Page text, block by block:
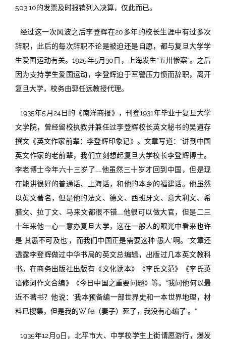
503.10的发票及时报销列入决算，仅此而已。
经过这一次风波之后李登辉在20多年的校长生涯中有过多次
辞职，此后的每次辞职不论是被迫还是自愿，都与复旦大学学
生爱国运动有关。1925年5月30日，上海发生“五卅惨案”。之后
因为支持学生爱国运动，李登辉迫于军警压力愤而辞职，离开
复旦大学，校务由郭任远教授代理。
1935年5月24日的《南洋商报》，刊登1931年毕业于复旦大学
文学院，曾经留校执教并兼任过李登辉校长英文秘书的吴道存
撰文《英文作家前辈：李登辉印象记》。文章写道：“讲到中国
英文作家的老前辈，我们立刻想起复旦大学校长李登辉博士。
李老博士今年六十三岁了……他虽然三十岁才回到中国，但是现
在能讲很好的普通话、上海话，和他的本乡的福建话。他虽然
以英文著名，但是他的法文、德文、西班牙文、意大利文、希
腊文、拉丁文、马来文都很不错……他很可以做大官，但是二三
十年来他一心一意办复旦大学，这在一般人的眼光中看来也许
是‘其愚不可及也’，而我们中国正是需要这种‘愚人’啊。”文章还
透露李登辉做过中华书局的英文总编辑，出版过几本英文教科
书。在商务出版社出版有《文化读本》《李氏文范》《李氏英
语修词作文合编》《今日中国之重要问题》等。“我问他何以最
近不著书？他说：‘我本预备编一部世界史和一本世界地理，材
料已搜集，但是我的Wife（妻子）死了，我没有心编了’。”
1935年12月9日，北平市大、中学校学生上街请愿游行，爆发